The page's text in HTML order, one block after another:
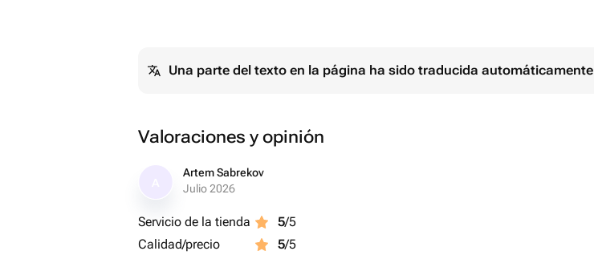
(14 февраля)
Una parte del texto en la página ha sido traducida automáticamente
Valoraciones y opinión
Artem Sabrekov
Julio 2026
Servicio de la tienda 5/5
Calidad/precio
5/5